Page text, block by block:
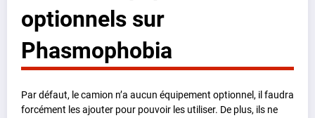
optionnels sur
Phasmophobia
Par défaut, le camion n’a aucun équipement optionnel, il faudra
forcément les ajouter pour pouvoir les utiliser. De plus, ils ne